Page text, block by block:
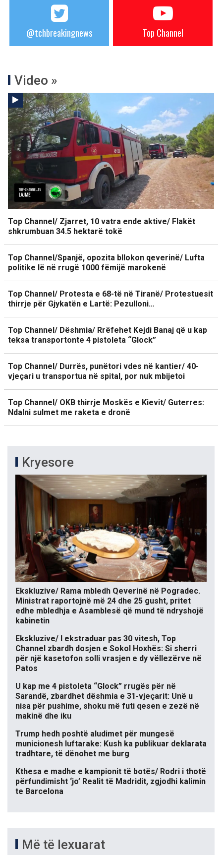
@tchbreakingnews Top Channel
Video »
Top Channel/ Zjarret, 10 vatra ende aktive/ Flakët
shkrumbuan 34.5 hektarë tokë
Top Channel/Spanjë, opozita bllokon qeverinë/ Lufta
politike lë në rrugë 1000 fëmijë marokenë
Top Channel/ Protesta e 68-të në Tiranë/ Protestuesit
thirrje për Gjykatën e Lartë: Pezulloni…
Top Channel/ Dëshmia/ Rrëfehet Kejdi Banaj që u kap
teksa transportonte 4 pistoleta “Glock”
Top Channel/ Durrës, punëtori vdes në kantier/ 40-
vjeçari u transportua në spital, por nuk mbijetoi
Top Channel/ OKB thirrje Moskës e Kievit/ Guterres:
Ndalni sulmet me raketa e dronë
Kryesore
Ekskluzive/ Rama mbledh Qeverinë në Pogradec.
Ministrat raportojnë më 24 dhe 25 gusht, pritet
edhe mbledhja e Asamblesë që mund të ndryshojë
kabinetin
Ekskluzive/ I ekstraduar pas 30 vitesh, Top
Channel zbardh dosjen e Sokol Hoxhës: Si sherri
për një kasetofon solli vrasjen e dy vëllezërve në
Patos
U kap me 4 pistoleta “Glock” rrugës për në
Sarandë, zbardhet dëshmia e 31-vjeçarit: Unë u
nisa për pushime, shoku më futi qesen e zezë në
makinë dhe iku
Trump hedh poshtë aludimet për mungesë
municionesh luftarake: Kush ka publikuar deklarata
tradhtare, të dënohet me burg
Kthesa e madhe e kampionit të botës/ Rodri i thotë
përfundimisht ‘jo’ Realit të Madridit, zgjodhi kalimin
te Barcelona
Më të lexuarat